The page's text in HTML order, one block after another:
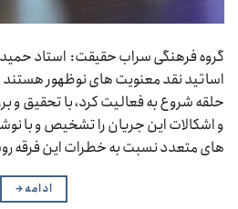
گروه فرهنگی سراب حقیقت: استاد
اساتید نقد معنویت های نوظهور
حلقه شروع به فعالیت کرد، با تحقیق و
و اشکالات این جریان را تشخیص و با
های متعدد نسبت به خطرات این فرقه
ادامه→